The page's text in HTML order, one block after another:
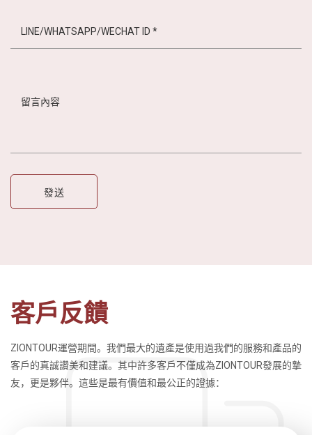
客戶反饋
ZIONTOUR運營期間。我們最大的遺產是使用過我們的服務和產品的
客戶的真誠讚美和建議。其中許多客戶不僅成為ZIONTOUR發展的摯
友，更是夥伴。這些是最有價值和最公正的證據：